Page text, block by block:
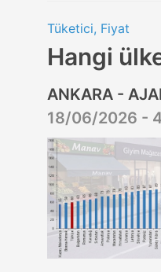
Tüketici, Fiyat
Hangi
ANKARA -
18/06/2026 -